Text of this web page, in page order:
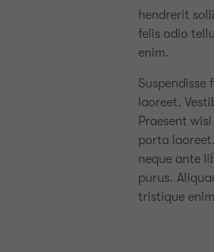
hendrerit
felis odio
enim.
Suspendisse
laoreet.
Praesent
porta
neque ante
purus.
tristique